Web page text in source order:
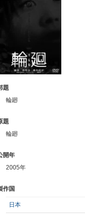
題
輪廻
題
輪廻
開年
2005年
作国
日本